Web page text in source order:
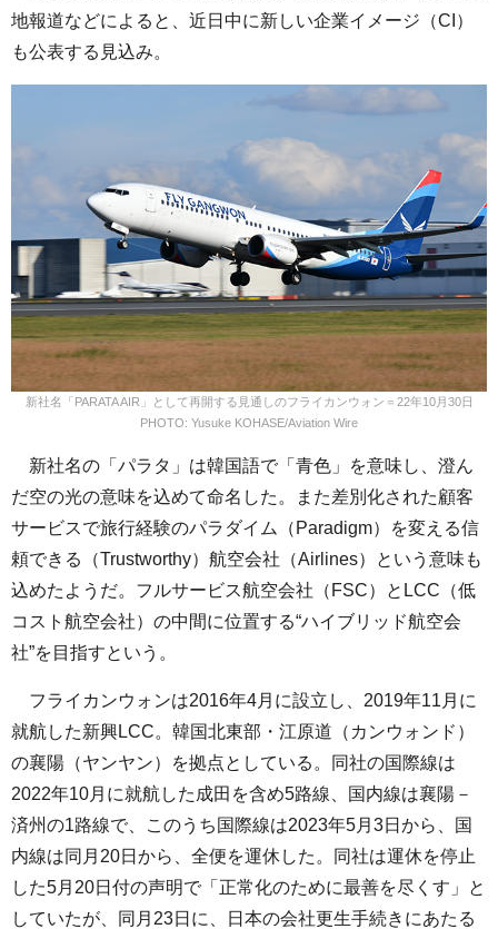
地報道などによると、近日中に新しい企業イメージ（CI）
も公表する見込み。
新社名「PARATA AIR」として再開する見通しのフライカンウォン＝22年10月30日
PHOTO: Yusuke KOHASE/Aviation Wire
新社名の「パラタ」は韓国語で「青色」を意味し、澄ん
だ空の光の意味を込めて命名した。また差別化された顧客
サービスで旅行経験のパラダイム（Paradigm）を変える信
頼できる（Trustworthy）航空会社（Airlines）という意味も
込めたようだ。フルサービス航空会社（FSC）とLCC（低
コスト航空会社）の中間に位置する“ハイブリッド航空会
社”を目指すという。
フライカンウォンは2016年4月に設立し、2019年11月に
就航した新興LCC。韓国北東部・江原道（カンウォンド）
の襄陽（ヤンヤン）を拠点としている。同社の国際線は
2022年10月に就航した成田を含め5路線、国内線は襄陽－
済州の1路線で、このうち国際線は2023年5月3日から、国
内線は同月20日から、全便を運休した。同社は運休を停止
した5月20日付の声明で「正常化のために最善を尽くす」と
していたが、同月23日に、日本の会社更生手続きにあたる